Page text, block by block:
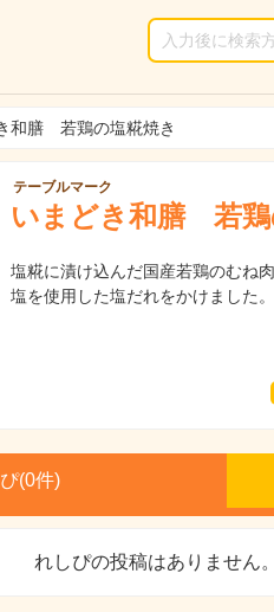
和膳 若鶏の塩糀焼き
テーブルマーク
いまどき和膳 若鶏
塩糀に漬け込んだ国産若鶏のむね
塩を使用した塩だれをかけました。
(0件)
れしぴの投稿はありません。